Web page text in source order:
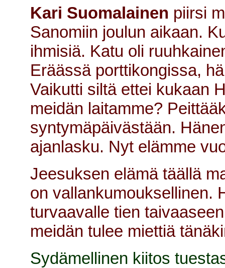
Kari Suomalainen piirsi
Sanomiin joulun aikaan.
ihmisiä. Katu oli
Eräässä porttikongissa,
Vaikutti siltä ettei kukaan
meidän laitamme?
syntymäpäivästään.
ajanlasku. Nyt elämme
Jeesuksen elämä täällä
on vallankumouksellinen.
turvaavalle tien
meidän tulee miettiä
Sydämellinen kiitos